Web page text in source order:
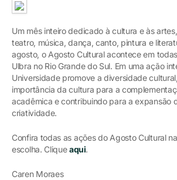
Um mês inteiro dedicado à cultura e às
teatro, música, dança, canto, pintura e
agosto, o Agosto Cultural acontece em
Ulbra no Rio Grande do Sul. Em uma ação
Universidade promove a diversidade
importância da cultura para a
acadêmica e contribuindo para a expansão
criatividade.
Confira todas as ações do Agosto Cultural
escolha. Cliqueaqui.
Caren Moraes